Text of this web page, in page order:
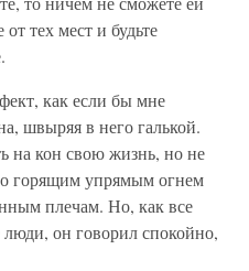
тех мест и будьте
как если бы мне
швыряя в него галькой.
на кон свою жизнь, но не
горящим упрямым огнем
плечам. Но, как все
он говорил спокойно,